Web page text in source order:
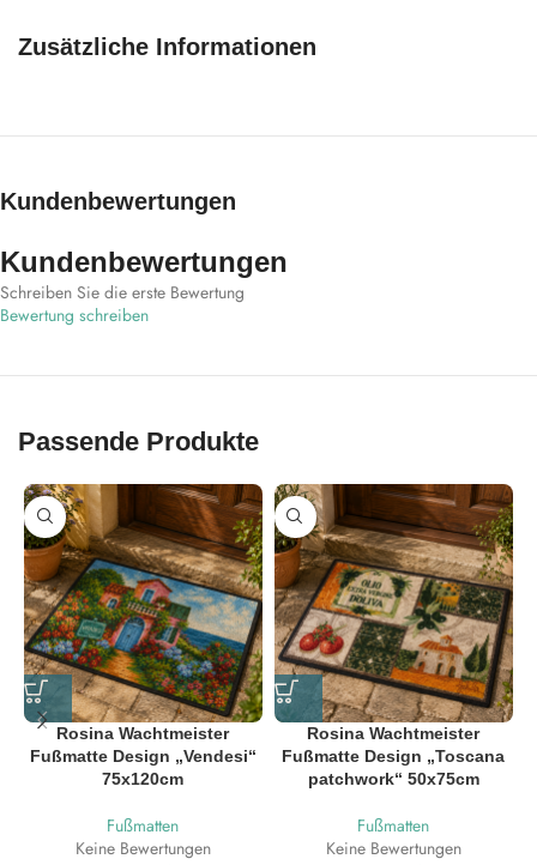
Zusätzliche Informationen
Kundenbewertungen
Kundenbewertungen
Schreiben Sie die erste Bewertung
Bewertung schreiben
Passende Produkte
Rosina Wachtmeister
Fußmatte Design „Vendesi“
75x120cm
Fußmatten
Keine Bewertungen
Rosina Wachtmeister
Fußmatte Design „Toscana
patchwork“ 50x75cm
Fußmatten
Keine Bewertungen